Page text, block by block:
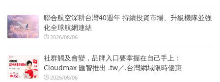
聯合航空深耕台灣40週年 持續投資市場、升級機隊並強
化全球航網連結
2026/08/06
社群觸及會變，品牌入口要掌握在自己手上：
Cloudmax 匯智推出 .tw／.台灣網域限時優惠
2026/08/06